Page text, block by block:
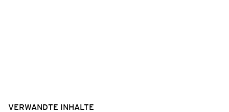
VERWANDTE INHALTE